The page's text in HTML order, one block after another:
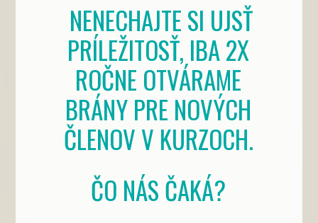
NENECHAJTE SI UJSŤ
PRÍLEŽITOSŤ, IBA 2X
ROČNE OTVÁRAME
BRÁNY PRE NOVÝCH
ČLENOV V KURZOCH.
ČO NÁS ČAKÁ?